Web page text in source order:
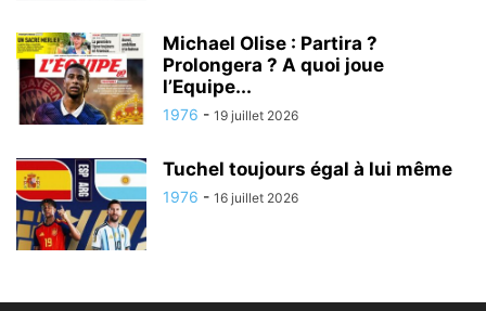
Michael Olise : Partira ?
Prolongera ? A quoi joue
l’Equipe...
1976 - 19 juillet 2026
Tuchel toujours égal à lui même
1976 - 16 juillet 2026